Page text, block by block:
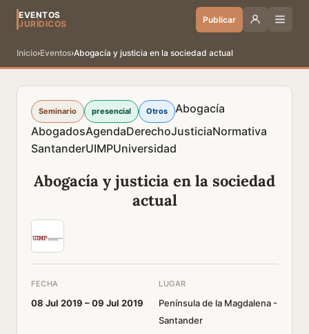
EVENTOS
JURÍDICOS
Publicar
Inicio›Eventos›Abogacía y justicia en la sociedad actual
Seminario presencial Otros
Abogacía
AbogadosAgendaDerechoJusticiaNormativa
SantanderUIMPUniversidad
Abogacía y justicia en la sociedad
actual
FECHA
08 Jul 2019 –09 Jul 2019
LUGAR
Península de la Magdalena -
Santander